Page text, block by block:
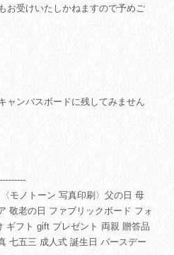
お受けいたしかねますので予めご
ャンバスボードに残してみません
モノトーン 写真印刷〉父の日 母
敬老の日 ファブリックボード フォ
ギフト gift プレゼント 両親 贈答品
七五三 成人式 誕生日 バースデー